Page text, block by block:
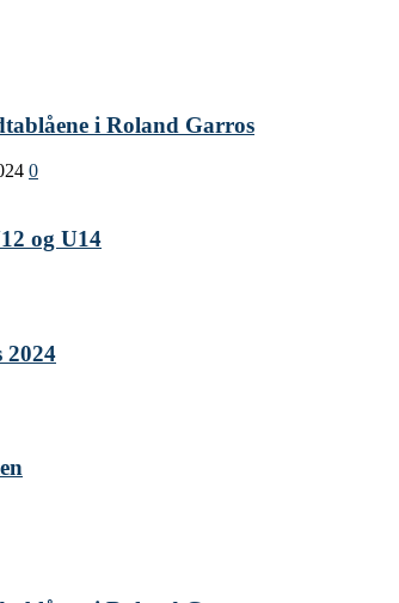
i Roland Garros
0
og U14
2024